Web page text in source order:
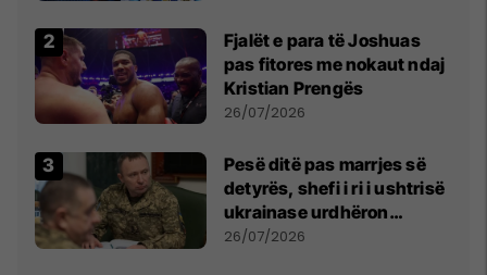
Fjalët e para të Joshuas
pas fitores me nokaut ndaj
Kristian Prengës
26/07/2026
Pesë ditë pas marrjes së
detyrës, shefi i ri i ushtrisë
ukrainase urdhëron
kontroll të madh
26/07/2026